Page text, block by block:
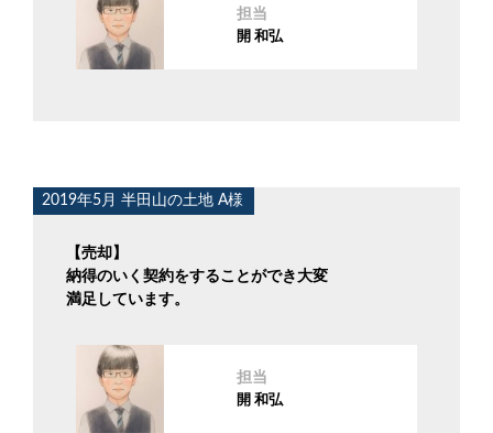
担当
開 和弘
2019年5月 半田山の土地 A様
【売却】
納得のいく契約をすることができ大変
満足しています。
担当
開 和弘